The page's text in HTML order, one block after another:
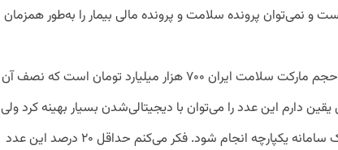
و نمی‌توان پرونده سلامت و پرونده مالی بیمار را به‌طور همزمان
اعتمادیان در ادامه گفت: حجم مارکت سلامت ایران ۷۰۰ هزار میلیارد تومان است که نصف آن
دارم این عدد را می‌توان با دیجیتالی‌شدن بسیار بهینه کرد ولی
معتقدم باید این کار در یک سامانه یکپارچه انجام شود. فکر می‌کنم حداقل ۲۰ درصد این عدد